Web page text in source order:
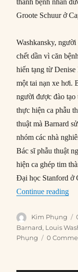
thành bệnh nhân
Groote Schuur ở
Washkansky,
chết dần vì căn
hiến tạng từ
một tai nạn xe hơi.
người được đào
thực hiện ca phẫu
thuật mà Barnard
nhóm các nhà
Bác sĩ phẫu thuật
hiện ca ghép tim
Đại học Stanford ở
Continue reading
Author
Kim Phụng
Barnard, Louis
Phụng
0